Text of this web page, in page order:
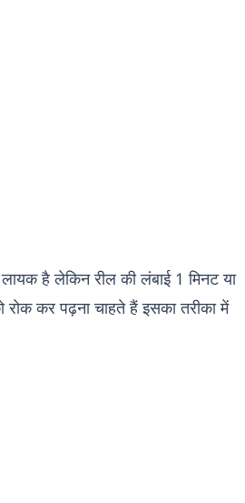
है लेकिन रील की लंबाई 1 मिनट या
कर पढ़ना चाहते हैं इसका तरीका में